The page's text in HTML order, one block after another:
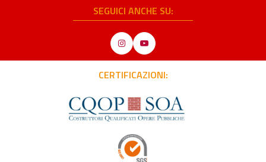
SEGUICI ANCHE SU:
InstagramYouTube
CERTIFICAZIONI: